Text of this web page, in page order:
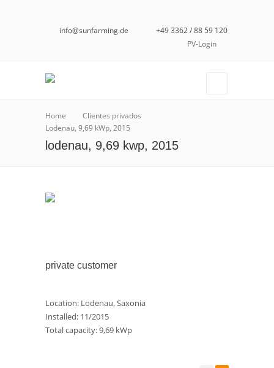
info@sunfarming.de
+49 3362 / 88 59 120
PV-Login
Home
Clientes privados
Lodenau, 9,69 kWp, 2015
lodenau, 9,69 kwp, 2015
private customer
Location: Lodenau, Saxonia
Installed: 11/2015
Total capacity: 9,69 kWp